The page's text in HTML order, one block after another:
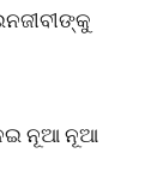
ନୂଆ ନୂଆ